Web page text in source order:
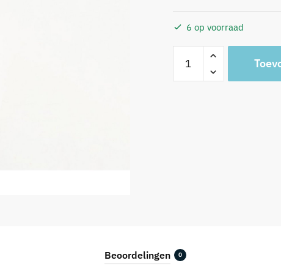
6 op voorraad
dye
kaars
Beoordelingen 0